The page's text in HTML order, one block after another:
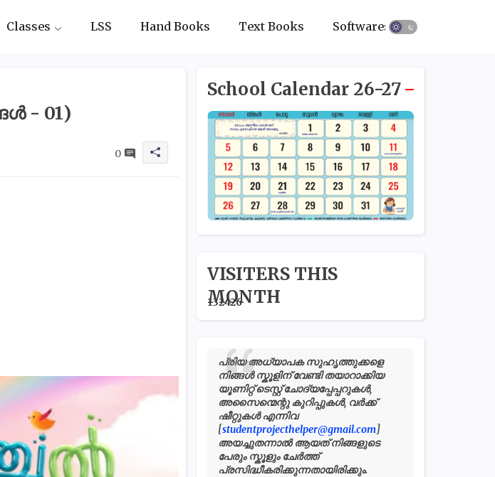
Classes LSS Hand Books Text Books Softwares
- 01)
0
School Calendar 26-27
VISITERS THIS
MONTH
132426
പ്രിയ അധ്യാപക സുഹൃത്തുക്കളെ
നിങ്ങൾ സ്കൂളിന് വേണ്ടി തയാറാക്കിയ
യൂണിറ്റ് ടെസ്റ്റ് ചോദ്യപ്പേപ്പറുകൾ,
അസൈന്മെന്റു കുറിപ്പുകൾ, വർക്ക്
ഷീറ്റുകൾ എന്നിവ
[studentprojecthelper@gmail.com]
അയച്ചുതന്നാൽ ആയത് നിങ്ങളുടെ
പേരും സ്കൂളും ചേർത്ത്
പ്രസിദ്ധീകരിക്കുന്നതായിരിക്കും.